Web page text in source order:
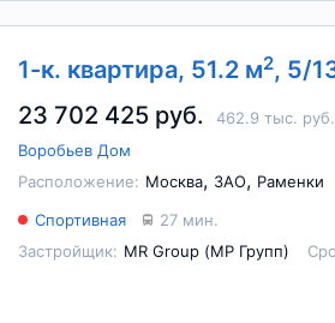
1-к. квартира, 51.2 м2, 5/
23 702 425 руб.
462.9 тыс.
Воробьев Дом
Расположение: Москва, ЗАО, Раменки
Спортивная
27 мин.
Застройщик: MR Group (МР Групп)